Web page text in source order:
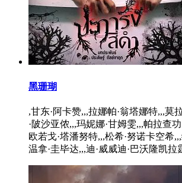
黑珊瑚
,甘东·阿卡赞,,,拉娜帕·翁塔娜特,,,莫
·陂沙亚侬,,,玛妮娜·甘姆雯,,,帕拉查
欧若戈·塔潘努特,,,松希·努诺卡空希
温拿·圭毕达,,,迪·威威迪·巴沃隆凯拉